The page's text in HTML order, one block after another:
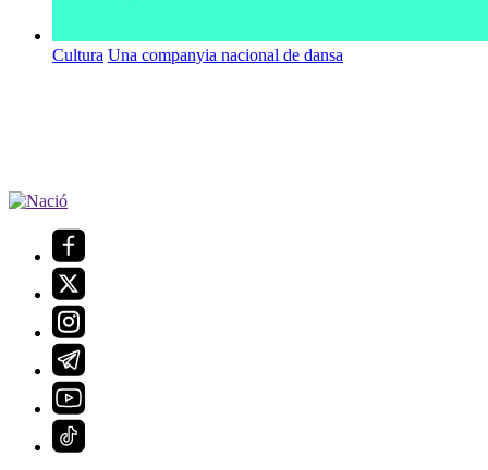
Cultura Una companyia nacional de dansa